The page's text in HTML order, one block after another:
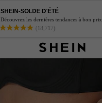
SHEIN-SOLDE D'ÉTÉ
Découvrez les dernières tendances à bon prix.
(18,717)